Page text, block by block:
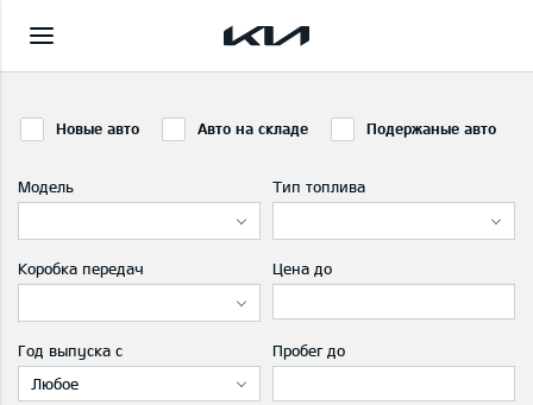
Новые авто Авто на складе Подержаные авто
Модель Тип топлива
Коробка передач Цена до
Год выпуска с
Любое
Пробег до